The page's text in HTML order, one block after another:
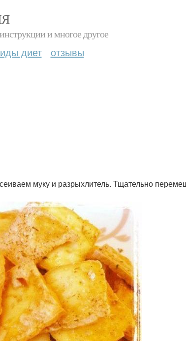
и многое другое
диет отзывы
муку и разрыхлитель. Тщательно